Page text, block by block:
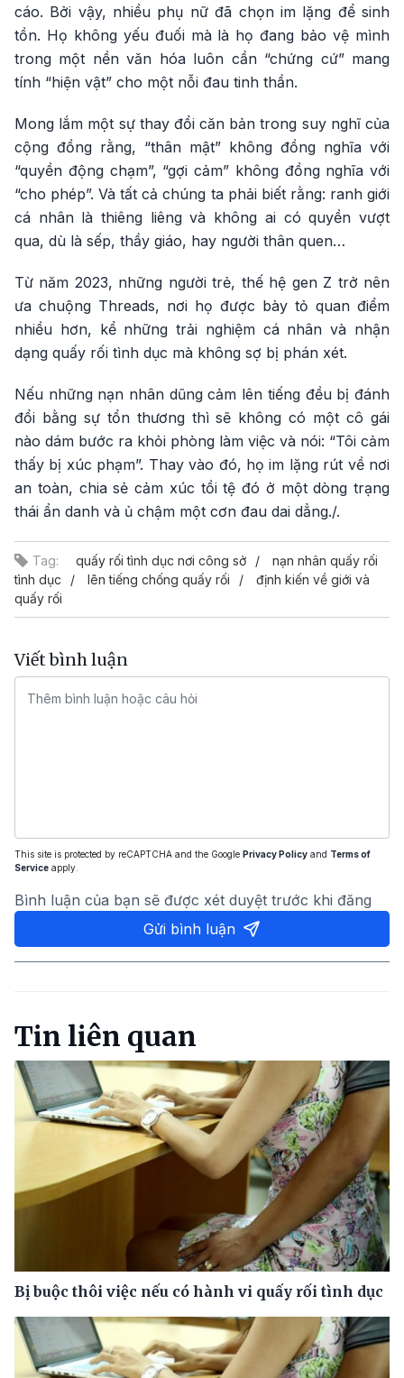
cáo. Bởi vậy, nhiều phụ nữ đã chọn im lặng để sinh
tồn. Họ không yếu đuối mà là họ đang bảo vệ mình
trong một nền văn hóa luôn cần “chứng cứ” mang
tính “hiện vật” cho một nỗi đau tinh thần.
Mong lắm một sự thay đổi căn bản trong suy nghĩ của
cộng đồng rằng, “thân mật” không đồng nghĩa với
“quyền động chạm”, “gợi cảm” không đồng nghĩa với
“cho phép”. Và tất cả chúng ta phải biết rằng: ranh giới
cá nhân là thiêng liêng và không ai có quyền vượt
qua, dù là sếp, thầy giáo, hay người thân quen…
Từ năm 2023, những người trẻ, thế hệ gen Z trở nên
ưa chuộng Threads, nơi họ được bày tỏ quan điểm
nhiều hơn, kể những trải nghiệm cá nhân và nhận
dạng quấy rối tình dục mà không sợ bị phán xét.
Nếu những nạn nhân dũng cảm lên tiếng đều bị đánh
đổi bằng sự tổn thương thì sẽ không có một cô gái
nào dám bước ra khỏi phòng làm việc và nói: “Tôi cảm
thấy bị xúc phạm”. Thay vào đó, họ im lặng rút về nơi
an toàn, chia sẻ cảm xúc tồi tệ đó ở một dòng trạng
thái ẩn danh và ủ chậm một cơn đau dai dẳng./.
Tag: quấy rối tình dục nơi công sở
nạn nhân quấy rối
tình dục
lên tiếng chống quấy rối
định kiến về giới và
quấy rối
Viết bình luận
This site is protected by reCAPTCHA and the Google Privacy Policy and Terms of
Service apply.
Bình luận của bạn sẽ được xét duyệt trước khi đăng
Gửi bình luận
Tin liên quan
Bị buộc thôi việc nếu có hành vi quấy rối tình dục